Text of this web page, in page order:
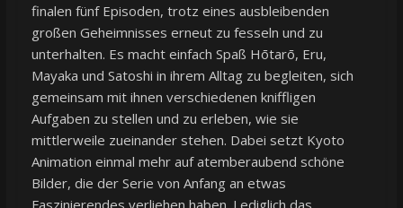
finalen fünf Episoden, trotz eines ausbleibenden
großen Geheimnisses erneut zu fesseln und zu
unterhalten. Es macht einfach Spaß Hōtarō, Eru,
Mayaka und Satoshi in ihrem Alltag zu begleiten, sich
gemeinsam mit ihnen verschiedenen kniffligen
Aufgaben zu stellen und zu erleben, wie sie
mittlerweile zueinander stehen. Dabei setzt Kyoto
Animation einmal mehr auf atemberaubend schöne
Bilder, die der Serie von Anfang an etwas
Faszinierendes verliehen haben. Lediglich das